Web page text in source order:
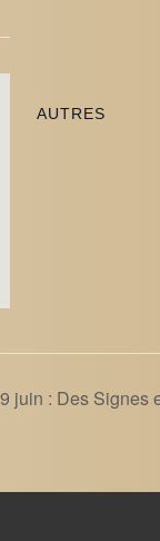
AUTRES
juin : Des Signes